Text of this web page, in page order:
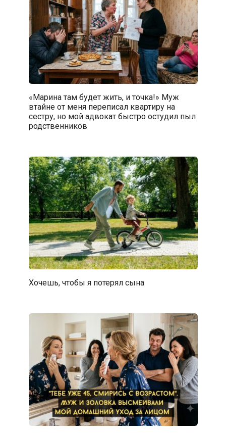
«Марина там будет жить, и точка!» Муж
втайне от меня переписал квартиру на
сестру, но мой адвокат быстро остудил пыл
родственников
Хочешь, чтобы я потерял сына